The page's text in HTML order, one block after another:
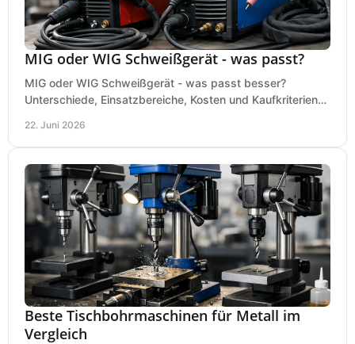
MIG oder WIG Schweißgerät - was passt?
MIG oder WIG Schweißgerät - was passt besser?
Unterschiede, Einsatzbereiche, Kosten und Kaufkriterien
22. Juni 2026
Beste Tischbohrmaschinen für Metall im
Vergleich